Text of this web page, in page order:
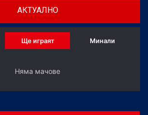
АКТУАЛНО
Ще играят Минали
Няма мачове